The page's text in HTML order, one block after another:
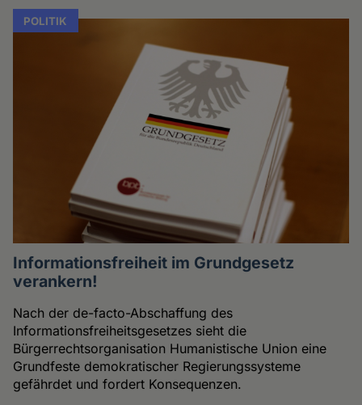
POLITIK
Informationsfreiheit im Grundgesetz
verankern!
Nach der de-facto-Abschaffung des
Informationsfreiheitsgesetzes sieht die
Bürgerrechtsorganisation Humanistische Union eine
Grundfeste demokratischer Regierungssysteme
gefährdet und fordert Konsequenzen.